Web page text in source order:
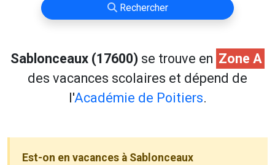
Rechercher
Sablonceaux (17600) se trouve en Zone A
des vacances scolaires et dépend de
l'Académie de Poitiers.
Est-on en vacances à Sablonceaux